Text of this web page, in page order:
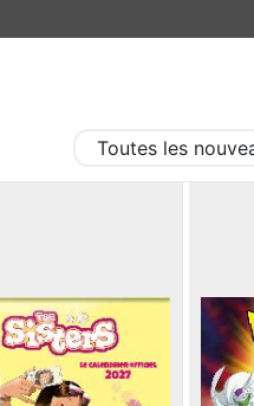
Toutes les